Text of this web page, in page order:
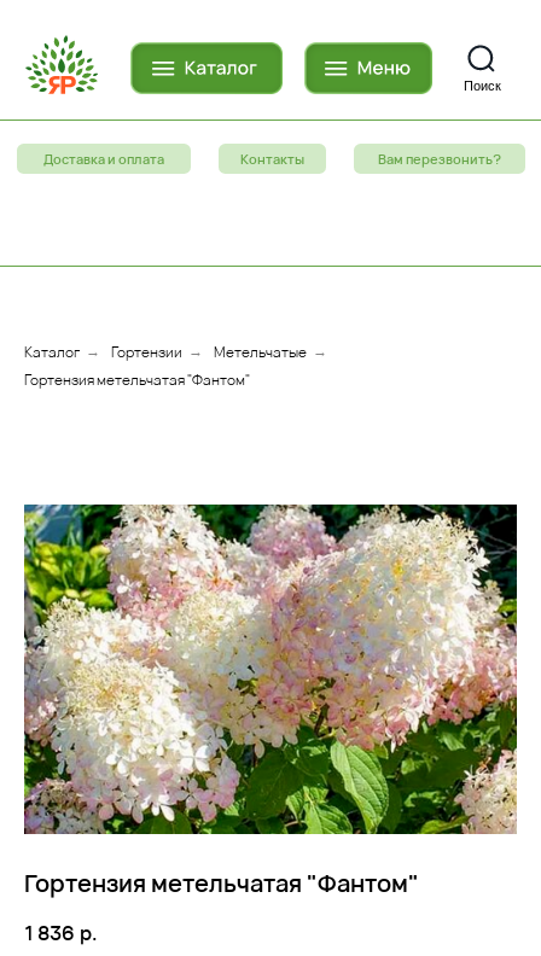
Поиск
Каталог → Гортензии → Метельчатые →
Гортензия метельчатая "Фантом"
Гортензия метельчатая "Фантом"
1 836 р.